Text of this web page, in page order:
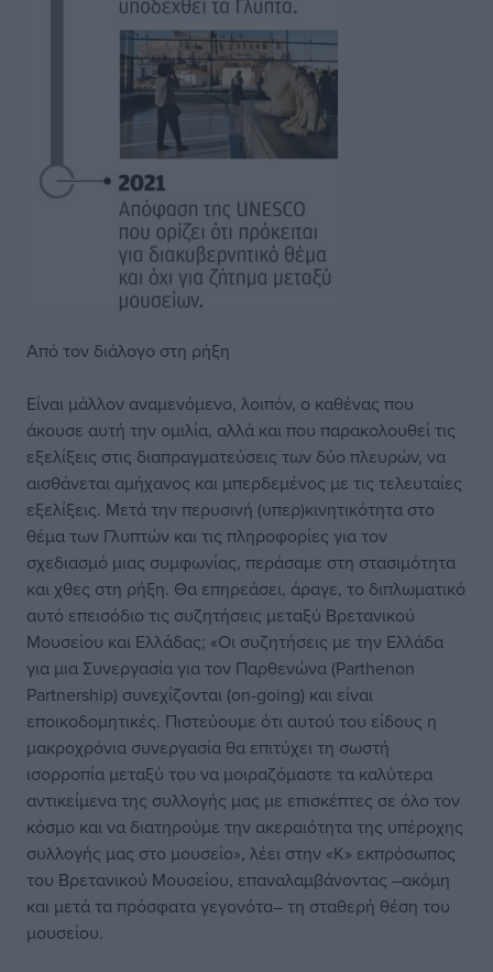
Από τον διάλογο στη ρήξη
Είναι μάλλον αναμενόμενο, λοιπόν, ο καθένας που
άκουσε αυτή την ομιλία, αλλά και που παρακολουθεί τις
εξελίξεις στις διαπραγματεύσεις των δύο πλευρών, να
αισθάνεται αμήχανος και μπερδεμένος με τις τελευταίες
εξελίξεις. Μετά την περυσινή (υπερ)κινητικότητα στο
θέμα των Γλυπτών και τις πληροφορίες για τον
σχεδιασμό μιας συμφωνίας, περάσαμε στη στασιμότητα
και χθες στη ρήξη. Θα επηρεάσει, άραγε, το διπλωματικό
αυτό επεισόδιο τις συζητήσεις μεταξύ Βρετανικού
Μουσείου και Ελλάδας; «Οι συζητήσεις με την Ελλάδα
για μια Συνεργασία για τον Παρθενώνα (Parthenon
Partnership) συνεχίζονται (on-going) και είναι
εποικοδομητικές. Πιστεύουμε ότι αυτού του είδους η
μακροχρόνια συνεργασία θα επιτύχει τη σωστή
ισορροπία μεταξύ του να μοιραζόμαστε τα καλύτερα
αντικείμενα της συλλογής μας με επισκέπτες σε όλο τον
κόσμο και να διατηρούμε την ακεραιότητα της υπέροχης
συλλογής μας στο μουσείο», λέει στην «Κ» εκπρόσωπος
του Βρετανικού Μουσείου, επαναλαμβάνοντας –ακόμη
και μετά τα πρόσφατα γεγονότα– τη σταθερή θέση του
μουσείου.